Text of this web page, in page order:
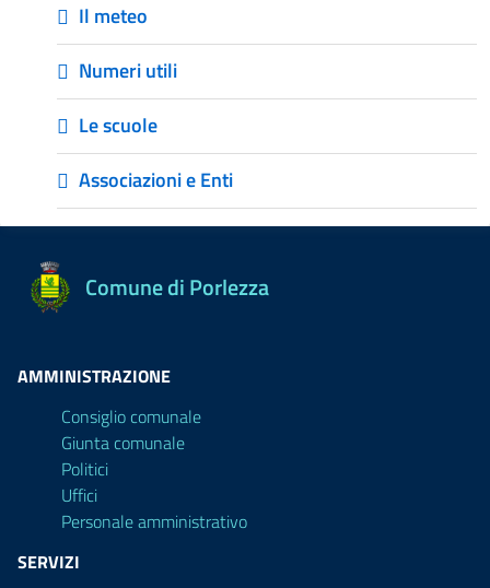
Il meteo
Numeri utili
Le scuole
Associazioni e Enti
Comune di Porlezza
AMMINISTRAZIONE
Consiglio comunale
Giunta comunale
Politici
Uffici
Personale amministrativo
SERVIZI